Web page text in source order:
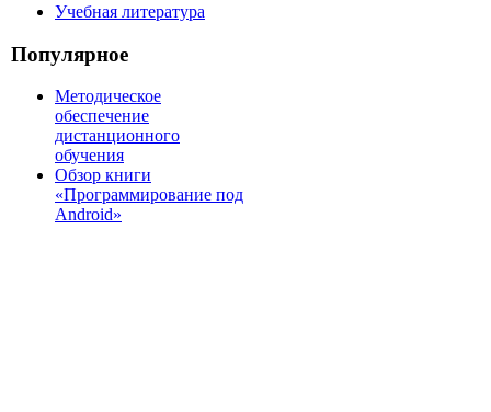
Учебная литература
Популярное
Методическое
обеспечение
дистанционного
обучения
Обзор книги
«Программирование под
Android»